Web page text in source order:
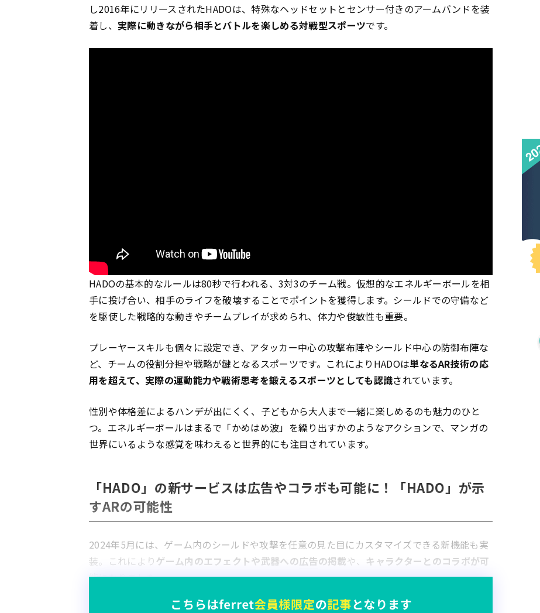
し2016年にリリースされたHADOは、特殊なヘッドセットとセンサー付きのアームバンドを装
着し、 実際に動きながら相手とバトルを楽しめる対戦型スポーツです。
HADOの基本的なルールは80秒で行われる、3対3のチーム戦。仮想的なエネルギーボールを相
手に投げ合い、相手のライフを破壊することでポイントを獲得します。シールドでの守備など
を駆使した戦略的な動きやチームプレイが求められ、体力や俊敏性も重要。
プレーヤースキルも個々に設定でき、アタッカー中心の攻撃布陣やシールド中心の防御布陣な
ど、チームの役割分担や戦略が鍵となるスポーツです。これによりHADOは単なるAR技術の応
用を超えて、実際の運動能力や戦術思考を鍛えるスポーツとしても認識されています。
性別や体格差によるハンデが出にくく、子どもから大人まで一緒に楽しめるのも魅力のひと
つ。エネルギーボールはまるで「かめはめ波」を繰り出すかのようなアクションで、マンガの
世界にいるような感覚を味わえると世界的にも注目されています。
「HADO」の新サービスは広告やコラボも可能に！「HADO」が示
すARの可能性
2024年5月には、ゲーム内のシールドや攻撃を任意の見た目にカスタマイズできる新機能も実
装。これにより ゲーム内のエフェクトや武器への広告の掲載や、 キャラクターとのコラボが可
能になりました。